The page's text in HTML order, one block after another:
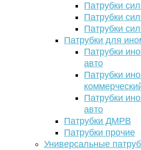
Патрубки
Патрубки
Патрубки
Патрубки для
Патрубки
авто
Патрубки
Патрубки
авто
Патрубки ДМРВ
Патрубки прочие
Универсальные